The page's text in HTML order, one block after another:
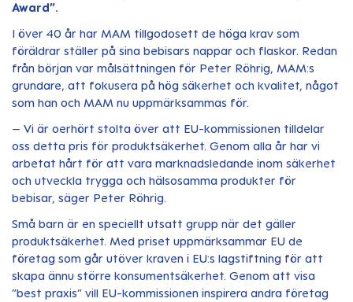
Award”.
I över 40 år har MAM tillgodosett de höga krav som
föräldrar ställer på sina bebisars nappar och flaskor. Redan
från början var målsättningen för Peter Röhrig, MAM:s
grundare, att fokusera på hög säkerhet och kvalitet, något
som han och MAM nu uppmärksammas för.
– Vi är oerhört stolta över att EU-kommissionen tilldelar
oss detta pris för produktsäkerhet. Genom alla år har vi
arbetat hårt för att vara marknadsledande inom säkerhet
och utveckla trygga och hälsosamma produkter för
bebisar, säger Peter Röhrig.
Små barn är en speciellt utsatt grupp när det gäller
produktsäkerhet. Med priset uppmärksammar EU de
företag som går utöver kraven i EU:s lagstiftning för att
skapa ännu större konsumentsäkerhet. Genom att visa
”best praxis” vill EU-kommissionen inspirera andra företag